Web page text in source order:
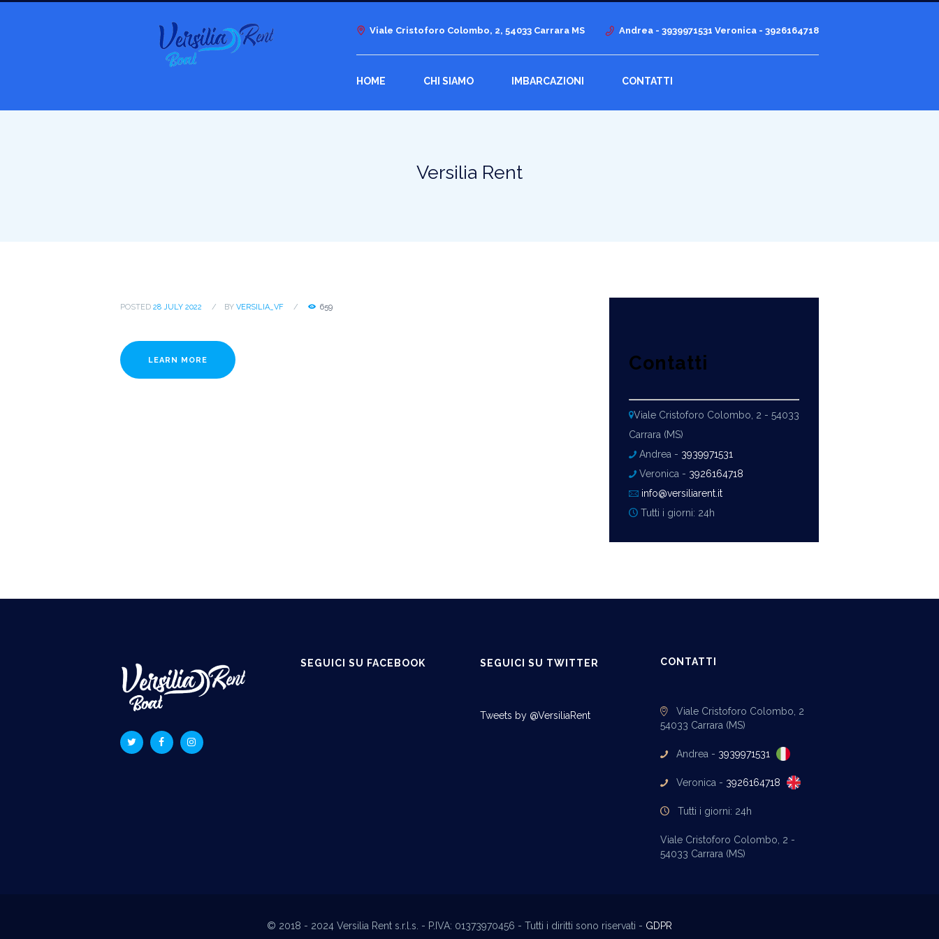
Viale Cristoforo Colombo, 2, 54033 Carrara MS Andrea - 3939971531 Veronica - 3926164718
HOME CHI SIAMO IMBARCAZIONI CONTATTI
Versilia Rent
POSTED 28 JULY 2022 BY VERSILIA_VF 659
LEARN MORE Contatti
Viale Cristoforo Colombo, 2 - 54033
Carrara (MS)
Andrea - 3939971531
Veronica - 3926164718
info@versiliarent.it
Tutti i giorni: 24h
SEGUICI SU FACEBOOK SEGUICI SU TWITTER
Tweets by @VersiliaRent
CONTATTI
Viale Cristoforo Colombo, 2
54033 Carrara (MS)
Andrea - 3939971531
Veronica - 3926164718
Tutti i giorni: 24h
Viale Cristoforo Colombo, 2 -
54033 Carrara (MS)
© 2018 - 2024 Versilia Rent s.r.l.s. - P.IVA: 01373970456 - Tutti i diritti sono riservati - GDPR